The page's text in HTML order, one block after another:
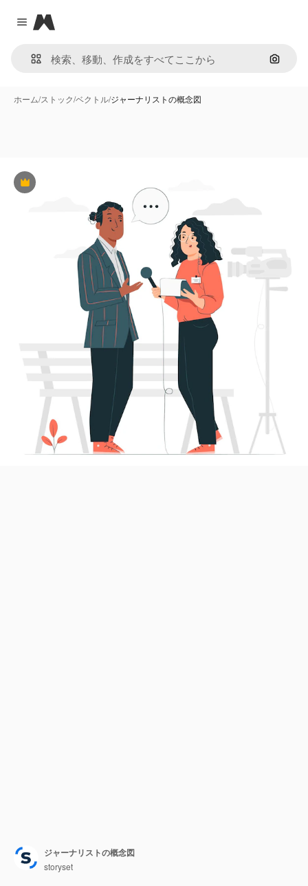
Close menu
Magnific
画像で
ホーム/ストック/ベクトル/ジャーナリストの概念図
Premium
ジャーナリストの概念図
storyset